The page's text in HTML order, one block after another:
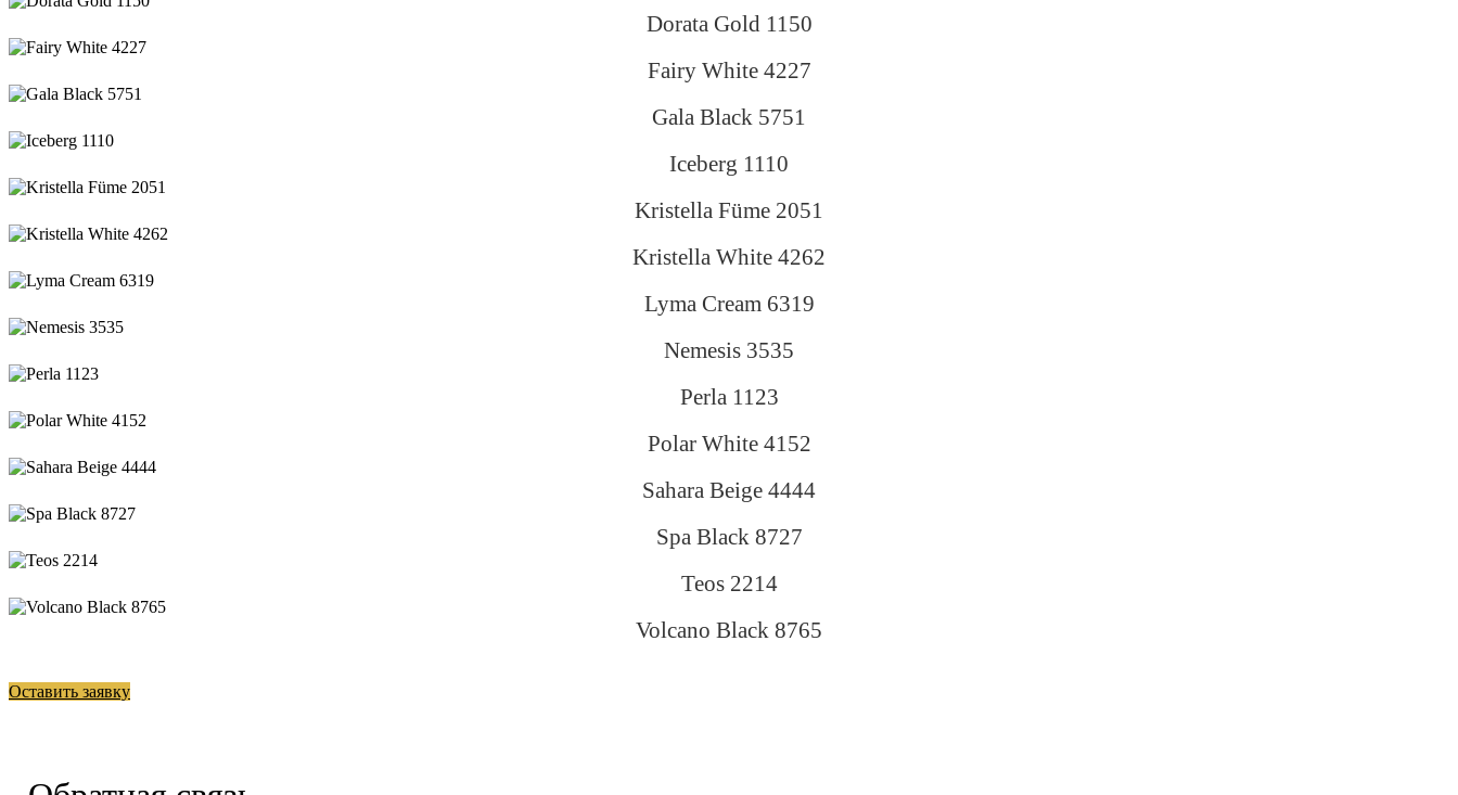
Dorata Gold 1150
Fairy White 4227
Gala Black 5751
Iceberg 1110
Kristella Füme 2051
Kristella White 4262
Lyma Cream 6319
Nemesis 3535
Perla 1123
Polar White 4152
Sahara Beige 4444
Spa Black 8727
Teos 2214
Volcano Black 8765
Оставить заявку